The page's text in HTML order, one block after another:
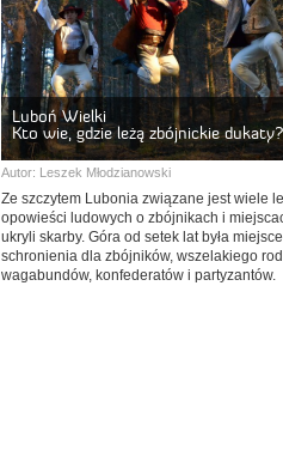
Luboń Wielki
Kto wie, gdzie leżą zbójnickie dukaty?
Autor: Leszek Młodzianowski
Ze szczytem Lubonia związane jest wiele
opowieści ludowych o zbójnikach i
ukryli skarby. Góra od setek lat była
schronienia dla zbójników, wszelakiego
wagabundów, konfederatów i partyzantów.